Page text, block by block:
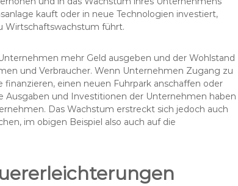
kauft oder in neue Technologien investiert,
Wirtschaftswachstum führt.
mehr Geld ausgeben und der Wohlstand
und Verbraucher. Wenn Unternehmen Zugang zu
einen neuen Fuhrpark anschaffen oder
und Investitionen der Unternehmen haben
Das Wachstum erstreckt sich jedoch auch
im obigen Beispiel also auch auf die